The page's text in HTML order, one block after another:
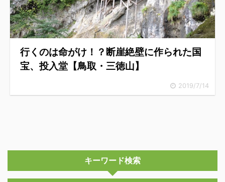
行くのは命がけ！？断崖絶壁に作られた国
宝、投入堂【鳥取・三徳山】
2019/7/14
キーワード検索